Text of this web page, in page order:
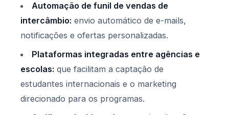
Automação de funil de vendas de
intercâmbio: envio automático de e-mails,
notificações e ofertas personalizadas.
Plataformas integradas entre agências e
escolas: que facilitam a captação de
estudantes internacionais e o marketing
direcionado para os programas.